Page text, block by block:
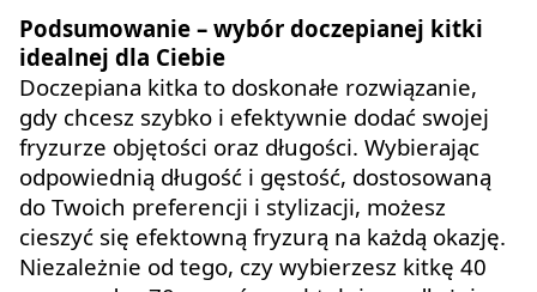
Podsumowanie – wybór doczepianej kitki
idealnej dla Ciebie
Doczepiana kitka to doskonałe rozwiązanie,
gdy chcesz szybko i efektywnie dodać swojej
fryzurze objętości oraz długości. Wybierając
odpowiednią długość i gęstość, dostosowaną
do Twoich preferencji i stylizacji, możesz
cieszyć się efektowną fryzurą na każdą okazję.
Niezależnie od tego, czy wybierzesz kitkę 40